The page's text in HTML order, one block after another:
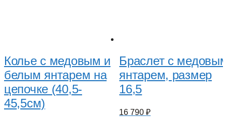
Колье с медовым и
белым янтарем на
цепочке (40,5-
45,5см)
Браслет с
янтарем, размер
16,5
16 790₽